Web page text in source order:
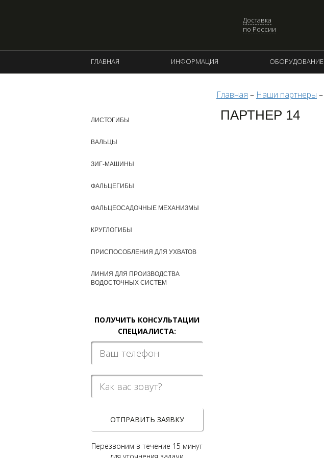
Доставка
по России
ГЛАВНАЯ ИНФОРМАЦИЯ ОБОРУДОВАНИЕ
ЛИСТОГИБЫ
ВАЛЬЦЫ
ЗИГ-МАШИНЫ
ФАЛЬЦЕГИБЫ
ФАЛЬЦЕОСАДОЧНЫЕ МЕХАНИЗМЫ
КРУГЛОГИБЫ
ПРИСПОСОБЛЕНИЯ ДЛЯ УХВАТОВ
ЛИНИЯ ДЛЯ ПРОИЗВОДСТВА
ВОДОСТОЧНЫХ СИСТЕМ
ПОЛУЧИТЬ КОНСУЛЬТАЦИИ
СПЕЦИАЛИСТА:
ОТПРАВИТЬ ЗАЯВКУ
Перезвоним в течение 15 минут
Главная – Наши партнеры –
ПАРТНЕР 14